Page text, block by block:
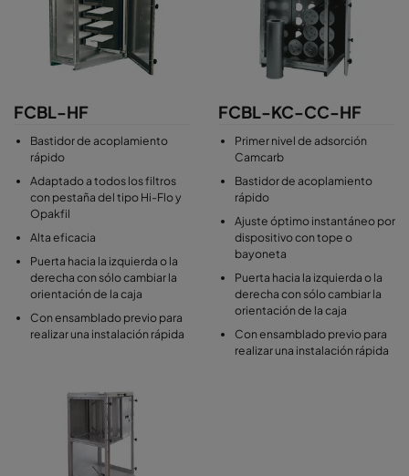
FCBL-HF
Bastidor de acoplamiento
rápido
Adaptado a todos los filtros
con pestaña del tipo Hi-Flo y
Opakfil
Alta eficacia
Puerta hacia la izquierda o la
derecha con sólo cambiar la
orientación de la caja
Con ensamblado previo para
realizar una instalación rápida
FCBL-KC-CC-HF
Primer nivel de adsorción
Camcarb
Bastidor de acoplamiento
rápido
Ajuste óptimo instantáneo por
dispositivo con tope o
bayoneta
Puerta hacia la izquierda o la
derecha con sólo cambiar la
orientación de la caja
Con ensamblado previo para
realizar una instalación rápida